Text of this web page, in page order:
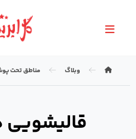
وبلاگ مناطق تحت
قالیشویی